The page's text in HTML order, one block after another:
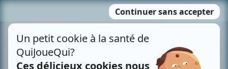
MENU
contenu